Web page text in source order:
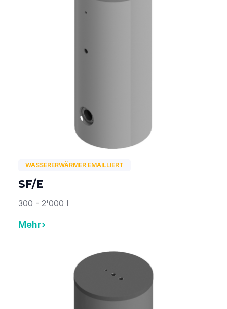
WASSERERWÄRMER EMAILLIERT
SF/E
300 - 2'000 l
Mehr